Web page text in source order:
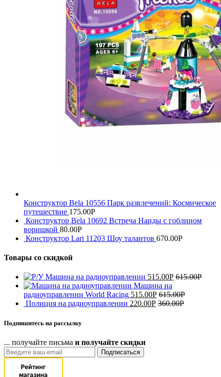
Конструктор Bela 10556 Парк развлечений: Космическое
путешествие 175.00Р
Конструктор Bela 10692 Встреча Наиды с гоблином
воришкой 80.00Р
Конструктор Lari 11203 Шоу талантов 670.00Р
Товары со скидкой
Машина на радиоуправлении 515.00Р 615.00Р
Машина на
радиоуправлении World Racing 515.00Р 615.00Р
Полиция на радиоуправлении 220.00Р 360.00Р
Подпишитесь на рассылку
... получайте письма и получайте скидки
Подписаться